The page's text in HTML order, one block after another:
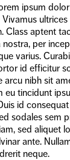
ipsum
Class aptent
per
varius.
id efficitur
nibh sit
eu tincidunt
id
sodales sem
sed aliquet
ante.
neque.